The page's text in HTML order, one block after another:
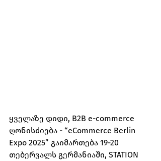
ყველაზე დიდი, B2B e-commerce
ღონისძიება - “eCommerce Berlin
Expo 2025” გაიმართება 19-20
თებერვალს გერმანიაში, STATION